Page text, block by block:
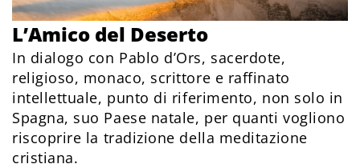
L’Amico del Deserto
In dialogo con Pablo d’Ors, sacerdote,
religioso, monaco, scrittore e raffinato
intellettuale, punto di riferimento, non solo in
Spagna, suo Paese natale, per quanti vogliono
riscoprire la tradizione della meditazione
cristiana.